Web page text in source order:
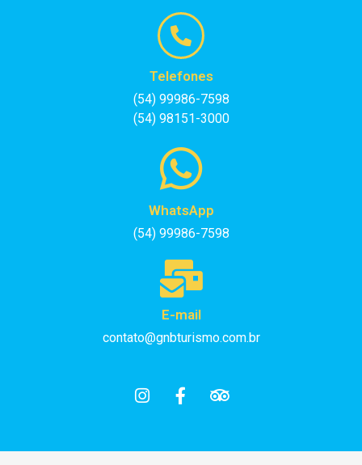
Telefones
(54) 99986-7598
(54) 98151-3000
WhatsApp
(54) 99986-7598
E-mail
contato@gnbturismo.com.br